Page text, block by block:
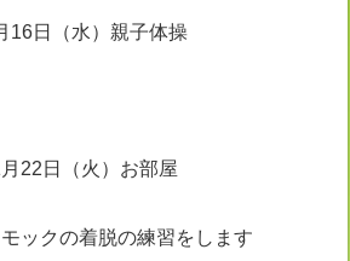
16日（水）親子体操
22日（火）お部屋
ックの着脱の練習をします